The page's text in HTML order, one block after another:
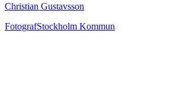
Christian Gustavsson
FotografStockholm Kommun